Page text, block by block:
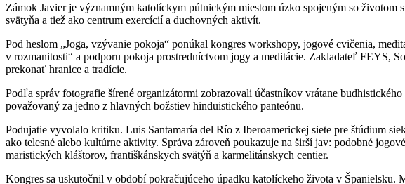
Zámok Javier je významným katolíckym pútnickým miestom úzko spojeným so
svätyňa a tiež ako centrum exercícií a duchovných aktivít.
Pod heslom „Joga, vzývanie pokoja“ ponúkal kongres workshopy, jogové cvičenia,
v rozmanitosti“ a podporu pokoja prostredníctvom jogy a meditácie. Zakladateľ FEYS,
prekonať hranice a tradície.
Podľa správ fotografie šírené organizátormi zobrazovali účastníkov vrátane
považovaný za jedno z hlavných božstiev hinduistického panteónu.
Podujatie vyvolalo kritiku. Luis Santamaría del Río z Iberoamerickej siete pre štúdium
ako telesné alebo kultúrne aktivity. Správa zároveň poukazuje na širší jav: podobné
maristických kláštorov, františkánskych svätýň a karmelitánskych centier.
Kongres sa uskutočnil v období pokračujúceho úpadku katolíckeho života v